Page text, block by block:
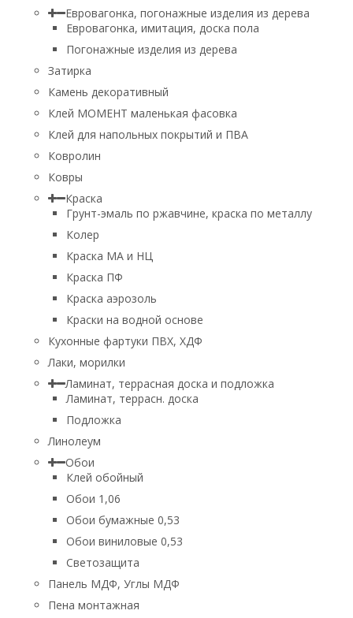
Евровагонка, погонажные изделия из дерева
Евровагонка, имитация, доска пола
Погонажные изделия из дерева
Затирка
Камень декоративный
Клей МОМЕНТ маленькая фасовка
Клей для напольных покрытий и ПВА
Ковролин
Ковры
Краска
Грунт-эмаль по ржавчине, краска по металлу
Колер
Краска МА и НЦ
Краска ПФ
Краска аэрозоль
Краски на водной основе
Кухонные фартуки ПВХ, ХДФ
Лаки, морилки
Ламинат, террасная доска и подложка
Ламинат, террасн. доска
Подложка
Линолеум
Обои
Клей обойный
Обои 1,06
Обои бумажные 0,53
Обои виниловые 0,53
Светозащита
Панель МДФ, Углы МДФ
Пена монтажная